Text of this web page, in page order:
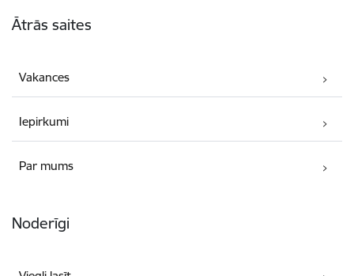
Ātrās saites
Vakances
Iepirkumi
Par mums
Noderīgi